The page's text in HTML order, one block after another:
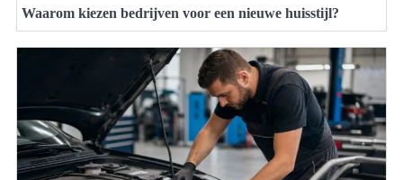
Waarom kiezen bedrijven voor een nieuwe huisstijl?